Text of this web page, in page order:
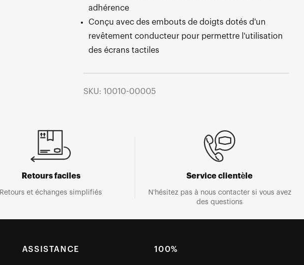
adhérence
Conçu avec des embouts de doigts dotés d'un
revêtement conducteur pour permettre l'utilisation
des écrans tactiles
SKU: 10010-00005
Retours faciles
Retours et échanges simplifiés
Service clientèle
N'hésitez pas à nous contacter si vous avez
des questions
ASSISTANCE 100%